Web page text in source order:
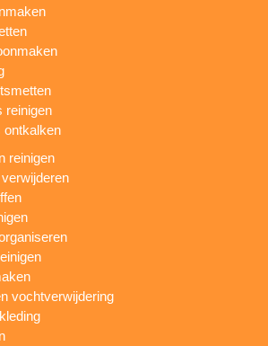
reinigen
ontkalken
reinigen
vochtverwijdering